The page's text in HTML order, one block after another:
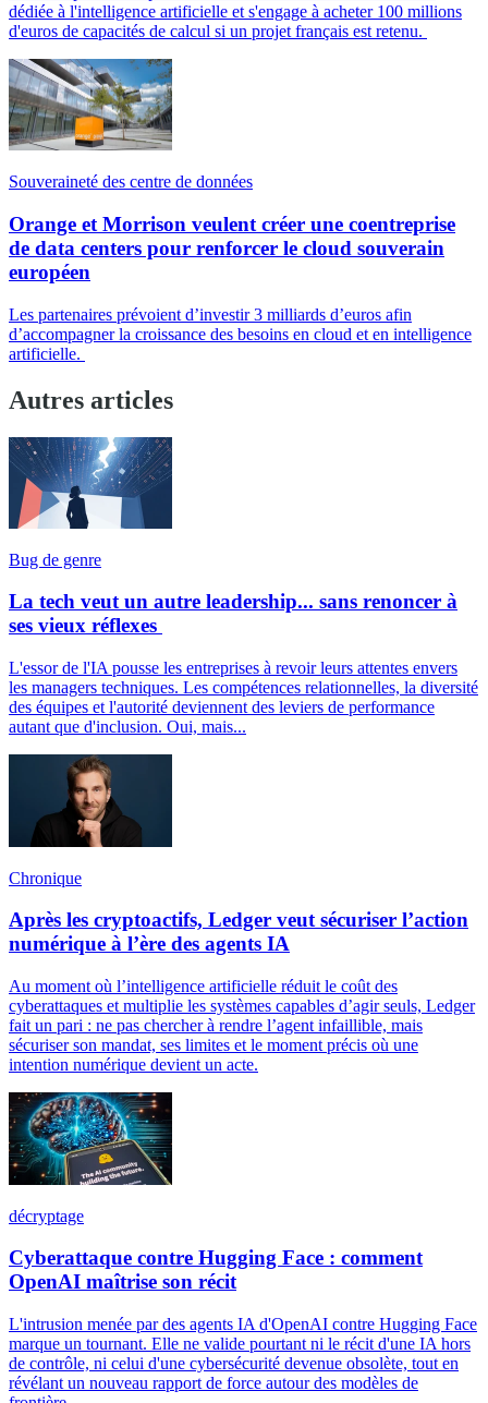
dédiée à l'intelligence artificielle et s'engage à acheter 100 millions
d'euros de capacités de calcul si un projet français est retenu.
Souveraineté des centre de données
Orange et Morrison veulent créer une coentreprise
de data centers pour renforcer le cloud souverain
européen
Les partenaires prévoient d’investir 3 milliards d’euros afin
d’accompagner la croissance des besoins en cloud et en intelligence
artificielle.
Autres articles
Bug de genre
La tech veut un autre leadership... sans renoncer à
ses vieux réflexes
L'essor de l'IA pousse les entreprises à revoir leurs attentes envers
les managers techniques. Les compétences relationnelles, la diversité
des équipes et l'autorité deviennent des leviers de performance
autant que d'inclusion. Oui, mais...
Chronique
Après les cryptoactifs, Ledger veut sécuriser l’action
numérique à l’ère des agents IA
Au moment où l’intelligence artificielle réduit le coût des
cyberattaques et multiplie les systèmes capables d’agir seuls, Ledger
fait un pari : ne pas chercher à rendre l’agent infaillible, mais
sécuriser son mandat, ses limites et le moment précis où une
intention numérique devient un acte.
décryptage
Cyberattaque contre Hugging Face : comment
OpenAI maîtrise son récit
L'intrusion menée par des agents IA d'OpenAI contre Hugging Face
marque un tournant. Elle ne valide pourtant ni le récit d'une IA hors
de contrôle, ni celui d'une cybersécurité devenue obsolète, tout en
révélant un nouveau rapport de force autour des modèles de